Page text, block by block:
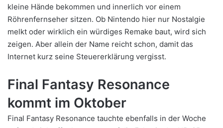
kleine Hände bekommen und innerlich vor einem
Röhrenfernseher sitzen. Ob Nintendo hier nur Nostalgie
melkt oder wirklich ein würdiges Remake baut, wird sich
zeigen. Aber allein der Name reicht schon, damit das
Internet kurz seine Steuererklärung vergisst.
Final Fantasy Resonance
kommt im Oktober
Final Fantasy Resonance tauchte ebenfalls in der Woche